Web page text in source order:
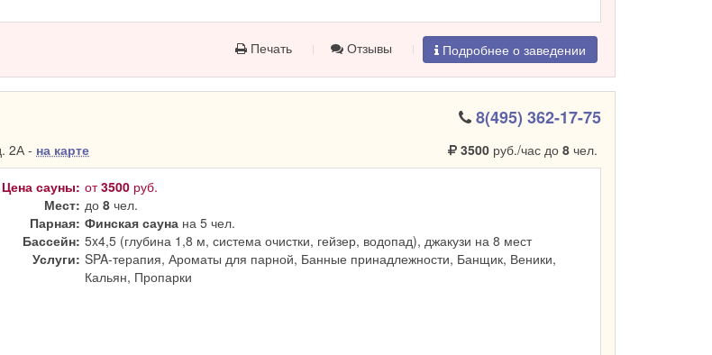
Печать Отзывы Подробнее о заведении
8(495) 362-17-75
2А - на карте 3500руб./час до 8чел.
Цена сауны: от3500 руб.
Мест: до8 чел.
Парная: Финская сауна на 5 чел.
Бассейн: 5x4,5 (глубина 1,8 м, система очистки, гейзер, водопад), джакузи на 8 мест
Услуги: SPA-терапия, Ароматы для парной, Банные принадлежности, Банщик, Веники,
Кальян, Пропарки